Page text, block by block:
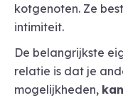
kotgenoten. Ze
intimiteit.
De belangrijkste
relatie is dat je
mogelijkheden,